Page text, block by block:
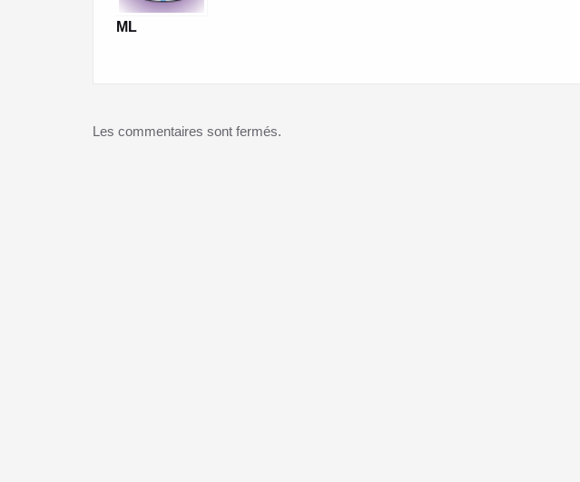
ML
Les commentaires sont fermés.